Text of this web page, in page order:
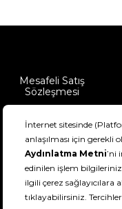
Mesafeli Satış
Sözleşmesi